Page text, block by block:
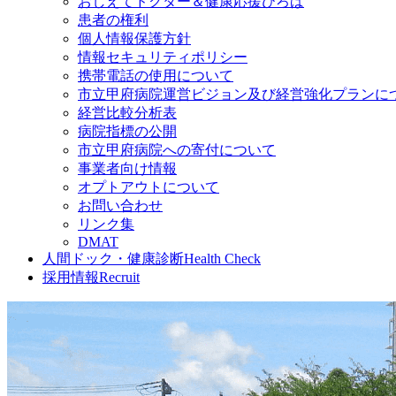
患者の権利
個人情報保護方針
情報セキュリティポリシー
携帯電話の使用について
市立甲府病院運営ビジョン及び経営強化プランに
経営比較分析表
病院指標の公開
市立甲府病院への寄付について
事業者向け情報
オプトアウトについて
お問い合わせ
リンク集
DMAT
人間ドック・健康診断Health Check
採用情報Recruit